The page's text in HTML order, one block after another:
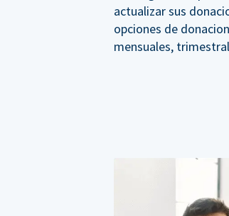
actualizar sus
opciones de
mensuales,